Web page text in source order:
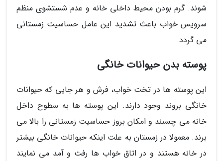
شوند. گرم بودن محیط داخلی خانه و عدم شستشوی منظم
سرویس خواب باعث تشدید این عامل حساسیت زمستانی
می گردد.
پوسته بدن حیوانات خانگی
این پوسته ها در تخت خواب، فرش و هر جایی که حیوانات
خانگی بروند وجود دارند. این پوسته ها به سطوح داخل
خانه می چسبند و امکان بروز حساسیت زمستانی را بالا می
برند. معمولا در زمستان به علت اینکه حیوانات خانگی بیشتر
در خانه هستند و در اتاق خواب ها رفت و آمد می نمایند